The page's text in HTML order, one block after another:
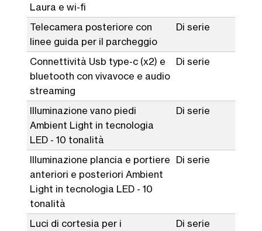
Laura e wi-fi
Telecamera posteriore con
linee guida per il parcheggio
Di serie
Connettività Usb type-c (x2) e
bluetooth con vivavoce e audio
streaming
Di serie
Illuminazione vano piedi
Ambient Light in tecnologia
LED - 10 tonalità
Di serie
Illuminazione plancia e portiere
anteriori e posteriori Ambient
Light in tecnologia LED - 10
tonalità
Di serie
Luci di cortesia per i
Di serie